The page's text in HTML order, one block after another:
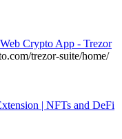
Crypto App - Trezor
trezor-suite/home/
| NFTs and DeFi